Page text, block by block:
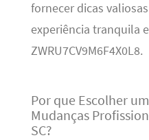
fornecer dicas
experiência tranquila
ZWRU7CV9M6F4X0L8.
Por que Escolher
Mudanças
SC?